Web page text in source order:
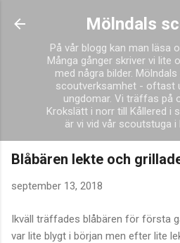
Fortsätt till
Mölndals
På vår blogg kan man läsa
Många gånger skriver vi lite
med några bilder.
scoutverksamhet - oftast
ungdomar. Vi träffas på
Krokslätt i norr till Kållered i
är vi vid vår scoutstuga
Blåbären lekte och
september 13, 2018
Ikväll träffades blåbären för första
var lite blygt i början men efter lite